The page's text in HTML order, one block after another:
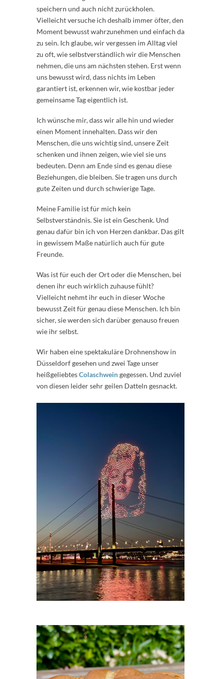
speichern und auch nicht zurückholen.
Vielleicht versuche ich deshalb immer öfter, den
Moment bewusst wahrzunehmen und einfach da
zu sein. Ich glaube, wir vergessen im Alltag viel
zu oft, wie selbstverständlich wir die Menschen
nehmen, die uns am nächsten stehen. Erst wenn
uns bewusst wird, dass nichts im Leben
garantiert ist, erkennen wir, wie kostbar jeder
gemeinsame Tag eigentlich ist.
Ich wünsche mir, dass wir alle hin und wieder
einen Moment innehalten. Dass wir den
Menschen, die uns wichtig sind, unsere Zeit
schenken und ihnen zeigen, wie viel sie uns
bedeuten. Denn am Ende sind es genau diese
Beziehungen, die bleiben. Sie tragen uns durch
gute Zeiten und durch schwierige Tage.
Meine Familie ist für mich kein
Selbstverständnis. Sie ist ein Geschenk. Und
genau dafür bin ich von Herzen dankbar. Das gilt
in gewissem Maße natürlich auch für gute
Freunde.
Was ist für euch der Ort oder die Menschen, bei
denen ihr euch wirklich zuhause fühlt?
Vielleicht nehmt ihr euch in dieser Woche
bewusst Zeit für genau diese Menschen. Ich bin
sicher, sie werden sich darüber genauso freuen
wie ihr selbst.
Wir haben eine spektakuläre Drohnenshow in
Düsseldorf gesehen und zwei Tage unser
heißgeliebtesColaschweingegessen. Und zuviel
von diesen leider sehr geilen Datteln gesnackt.